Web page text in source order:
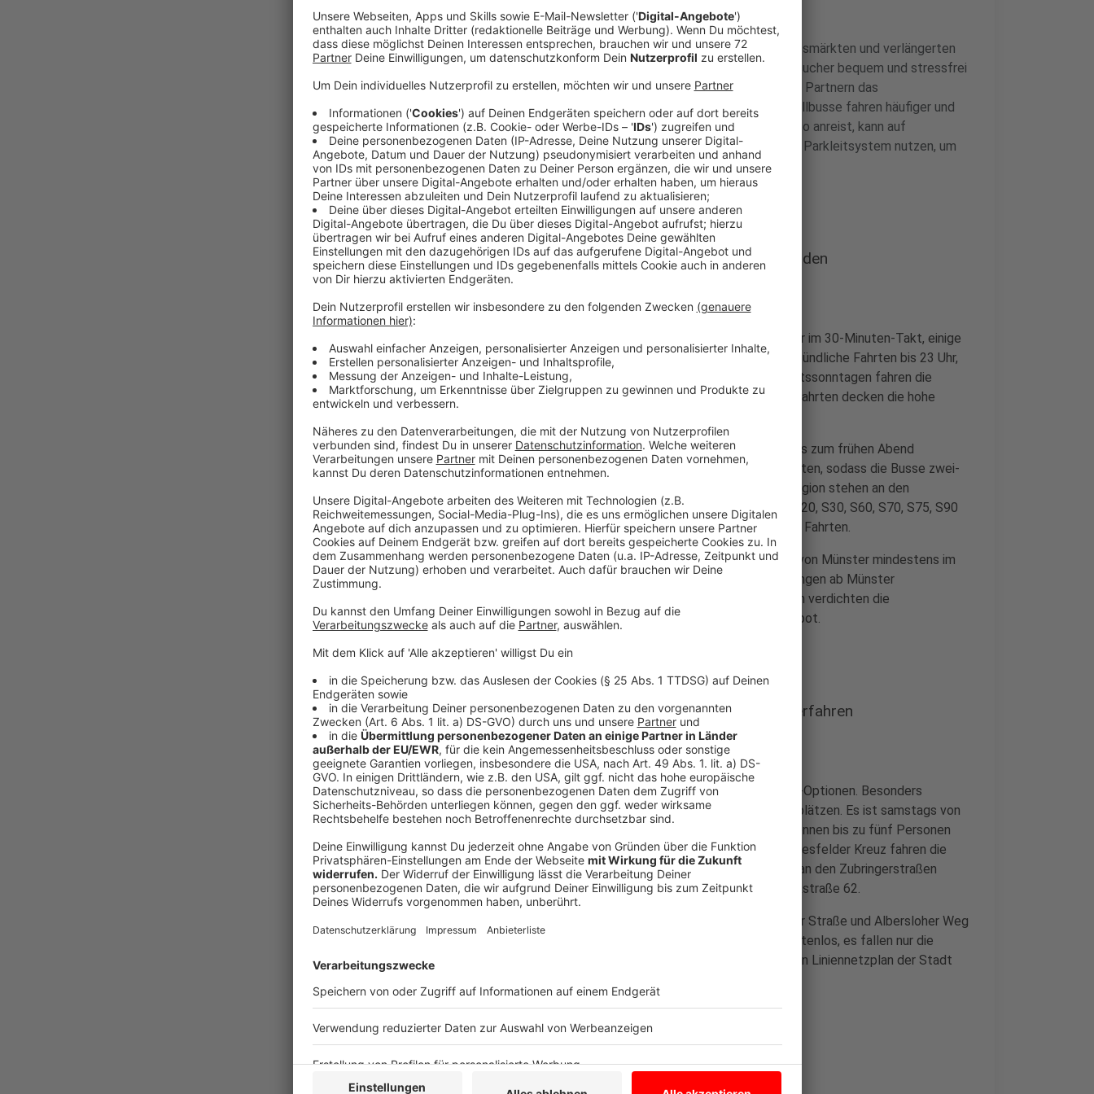
Die Adventszeit in Münster lockt mit stimmungsvollen Weihnachtsmärkten und verlängerten
Öffnungszeiten der Geschäfte. Damit alle Besucherinnen und Besucher bequem und stressfrei
in die Innenstadt gelangen, hat die Stadt Münster gemeinsam mit Partnern das
Verkehrsangebot erweitert. Stadtbusse, Regionalzüge und Schnellbusse fahren häufiger und
länger, besonders an den Adventswochenenden. Wer mit dem Auto anreist, kann auf
praktische Park-and-Ride-Angebote (P+R) zurückgreifen und das Parkleitsystem nutzen, um
freie Stellplätze schnell zu finden.
Anzeige
Mehr Bus- und Zugverbindungen an Adventswochenenden
Anzeige
An den Adventssamstagen fahren die Stadtbusse bis etwa 21 Uhr im 30-Minuten-Takt, einige
Linien sogar alle 20 Minuten. Der Nachtbus-Fahrplan bietet halbstündliche Fahrten bis 23 Uhr,
danach folgt ein durchgehender Stundentakt. Auch an den Adventssonntagen fahren die
Stadtbusse nach dem Sonn- und Feiertagsfahrplan. Zusätzliche Fahrten decken die hohe
Die Schnell- und Regionalbusse nach Münster fahren samstags bis zum frühen Abend
stündlich. Auf stark frequentierten Linien gibt es zusätzliche Fahrten, sodass die Busse zwei-
bis dreimal pro Stunde unterwegs sind. Für den Rückweg in die Region stehen an den
Samstagnachmittagen zusätzliche Verbindungen auf den Linien S20, S30, S60, S70, S75, S90
und R11 bereit. Auch an Werktagen im Advent gibt es zusätzliche Fahrten.
Die Regionalbahnen (RB) bedienen alle Bahnhöfe im Stadtgebiet von Münster mindestens im
Stundentakt. An den Adventswochenenden gibt es Spätverbindungen ab Münster
Hauptbahnhof auf allen Strecken bis nach Mitternacht. Zusätzlich verdichten die
Regionalexpress-Linien (RE) auf einigen Hauptstrecken das Angebot.
Anzeige
Park-and-Ride: Bequem parken und mit dem Bus weiterfahren
Anzeige
Für Autofahrerinnen und Autofahrer bietet Münster mehrere P+R-Optionen. Besonders
praktisch ist das Parkhaus Coesfelder Kreuz mit fast 1.000 Stellplätzen. Es ist samstags von
8 bis 23 Uhr geöffnet, ein Tagesticket kostet fünf Euro. Damit können bis zu fünf Personen
die Stadtbusse nutzen, um in die Innenstadt zu gelangen. Vom Coesfelder Kreuz fahren die
Linien 1, 5, 11, 12, 13 und 21 direkt ins Zentrum. Das Parkhaus ist an den Zubringerstraßen
ausgeschildert, die Adresse für Navigationsgeräte lautet Domagkstraße 62.
Weitere P+R-Plätze befinden sich an den Mobilstationen Weseler Straße und Albersloher Weg
und am Preußenstadion (Hammer Straße). Hier ist das Parken kostenlos, es fallen nur die
Kosten für die Busfahrt an. Alle P+R-Plätze stehen im interaktiven Liniennetzplan der Stadt
Parkleitsystem für die Innenstadt